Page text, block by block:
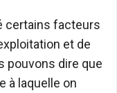
certains facteurs
et de
pouvons dire que
à laquelle on